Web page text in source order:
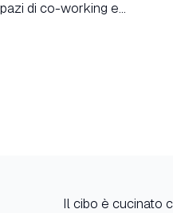
di co-working e...
Il cibo è cucinato